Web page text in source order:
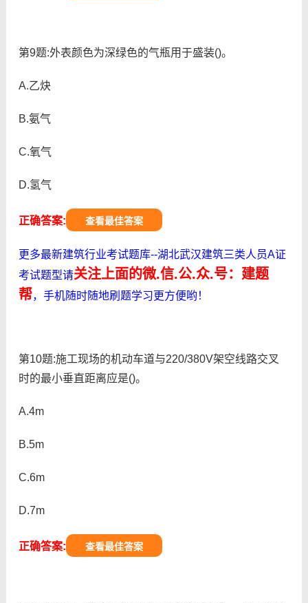
第9题:外表颜色为深绿色的气瓶用于盛装()。
A.乙炔
B.氨气
C.氧气
D.氢气
正确答案: 查看最佳答案
更多最新建筑行业考试题库--湖北武汉建筑三类人员A证
考试题型请关注上面的微.信.公.众.号：建题
帮，手机随时随地刷题学习更方便哟！
第10题:施工现场的机动车道与220/380V架空线路交叉
时的最小垂直距离应是()。
A.4m
B.5m
C.6m
D.7m
正确答案: 查看最佳答案